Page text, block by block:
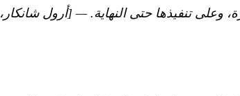
وعلى تنفيذها حتى النهاية. — [أرول شانكار،